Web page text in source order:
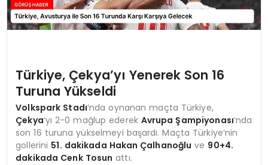
Türkiye, Çekya’yı Yenerek Son 16
Turuna Yükseldi
Volkspark Stadı‘nda oynanan maçta Türkiye,
Çekya‘yı 2-0 mağlup ederek Avrupa Şampiyonası‘nda
son 16 turuna yükselmeyi başardı. Maçta Türkiye’nin
gollerini 51. dakikada Hakan Çalhanoğlu ve 90+4.
dakikada Cenk Tosun attı.